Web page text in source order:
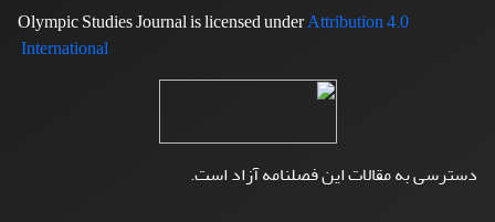
Attribution 4.0
International
دسترسی به مقالات این فصلنامه آزاد است.